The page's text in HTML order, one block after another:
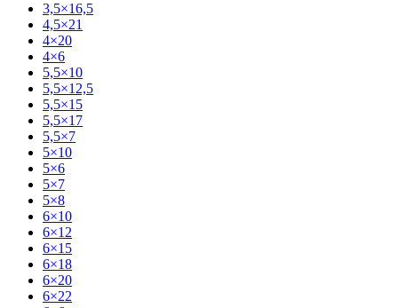
3,5×16,5
4,5×21
4×20
4×6
5,5×10
5,5×12,5
5,5×15
5,5×17
5,5×7
5×10
5×6
5×7
5×8
6×10
6×12
6×15
6×18
6×20
6×22